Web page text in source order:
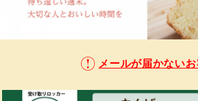
メールが届かない